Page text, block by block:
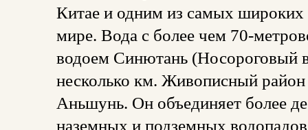
Китае и одним из самых широких
мире. Вода с более чем 70-
водоем Синютань (Носороговый
несколько км. Живописный район
Аньшунь. Он объединяет более
наземных и подземных